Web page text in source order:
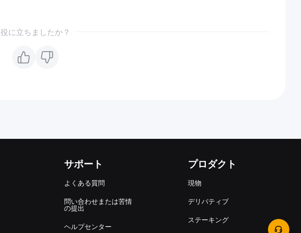
役に立ちましたか？
サポート
よくある質問
問い合わせまたは苦情
の提出
ヘルプセンター
プロダクト
現物
デリバティブ
ステーキング